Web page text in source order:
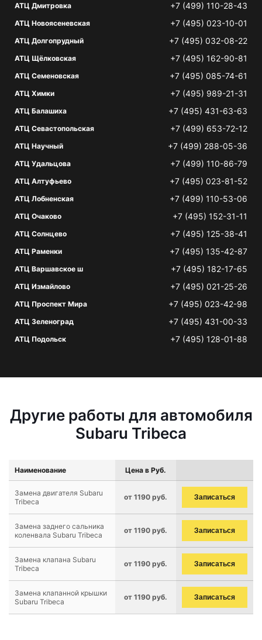
АТЦ Дмитровка +7 (499) 110-28-43
АТЦ Новоясеневская +7 (495) 023-10-01
АТЦ Долгопрудный +7 (495) 032-08-22
АТЦ Щёлковская +7 (495) 162-90-81
АТЦ Семеновская +7 (495) 085-74-61
АТЦ Химки +7 (495) 989-21-31
АТЦ Балашиха +7 (495) 431-63-63
АТЦ Севастопольская +7 (499) 653-72-12
АТЦ Научный +7 (499) 288-05-36
АТЦ Удальцова +7 (499) 110-86-79
АТЦ Алтуфьево +7 (495) 023-81-52
АТЦ Лобненская +7 (499) 110-53-06
АТЦ Очаково +7 (495) 152-31-11
АТЦ Солнцево +7 (495) 125-38-41
АТЦ Раменки +7 (495) 135-42-87
АТЦ Варшавское ш +7 (495) 182-17-65
АТЦ Измайлово +7 (495) 021-25-26
АТЦ Проспект Мира +7 (495) 023-42-98
АТЦ Зеленоград +7 (495) 431-00-33
АТЦ Подольск +7 (495) 128-01-88
Другие работы для автомобиля
Subaru Tribeca
Наименование Цена в Руб.
Замена двигателя Subaru
Tribeca
от 1190 руб. Записаться
Замена заднего сальника
коленвала Subaru Tribeca
от 1190 руб. Записаться
Замена клапана Subaru
Tribeca
от 1190 руб. Записаться
Замена клапанной крышки
Subaru Tribeca
от 1190 руб. Записаться